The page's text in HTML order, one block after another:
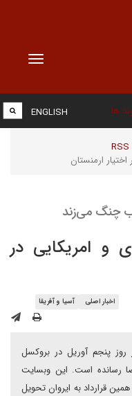
Toggle
ها
RSS
ENGLISH
ارمنستان
چنگ می‌زند
و امریکایی در
اخبار اصلی آسیا و آفریقا
روز پنجم آوریل در بروکسل
رسانده است. این وبسایت
قرارداد به ایروان تحویل